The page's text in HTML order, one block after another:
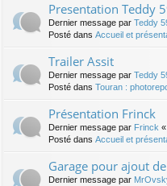
Presentation Teddy
Dernier message par Teddy
Posté dans Accueil et
Trailer Assit
Dernier message par Teddy
Posté dans Touran :
Présentation Frinck
Dernier message par Frinck «
Posté dans Accueil et
Garage pour ajout
Dernier message par